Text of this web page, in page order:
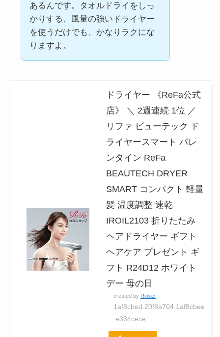
あるんです。タオルドライをしっ
かりする、風量の強いドライヤー
を使うだけでも、かなりラクにな
りますよ。
ドライヤー 《ReFa公式
店》 ＼ 2週連続 1位 ／
リファ ビューテック ド
ライヤースマート バレ
ンタイン ReFa
BEAUTECH DRYER
SMART コンパクト 軽量
髪 温度調整 速乾
IROIL2103 折りたたみ
ヘアドライヤー ギフト
ヘアケア プレゼント ギ
フト R24D12 ホワイト
デー 母の日
created by Rinker
1af8cbed.20f8a704.1af8cbee
.e334cece